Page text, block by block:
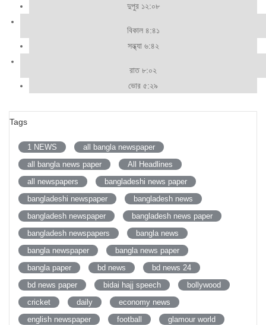
দুপুর ১২:০৮
বিকাল ৪:৪১
সন্ধ্যা ৬:৪২
রাত ৮:০২
ভোর ৫:২৯
Tags
1 NEWS
all bangla newspaper
all bangla news paper
All Headlines
all newspapers
bangladeshi news paper
bangladeshi newspaper
bangladesh news
bangladesh newspaper
bangladesh news paper
bangladesh newspapers
bangla news
bangla newspaper
bangla news paper
bangla paper
bd news
bd news 24
bd news paper
bidai hajj speech
bollywood
cricket
daily
economy news
english newspaper
football
glamour world